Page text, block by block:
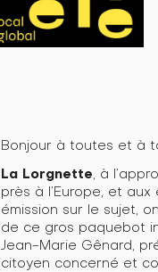
Bonjour à toutes et à
La Lorgnette, à
près à l’Europe, et
émission sur le sujet,
de ce gros paquebot
Jean-Marie Gênard,
citoyen concerné et